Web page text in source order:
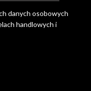
danych osobowych
handlowych i